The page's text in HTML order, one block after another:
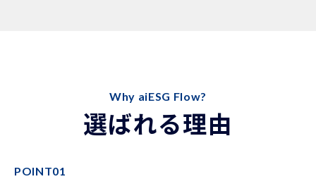
Why aiESG Flow?
選ばれる理由
POINT01